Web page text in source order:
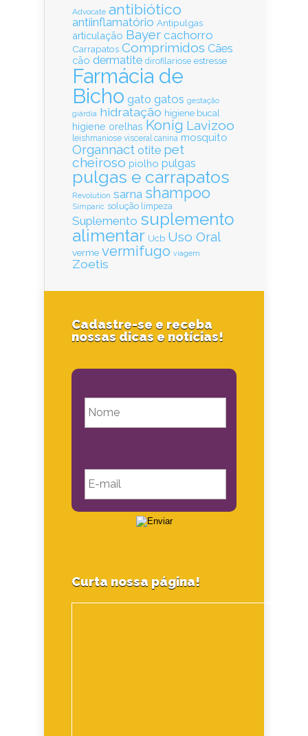
Advocate antibiótico
antiinflamatório Antipulgas
articulação Bayer cachorro
Carrapatos Comprimidos Cães
cão dermatite dirofilariose estresse
Farmácia de
Bicho gato gatos gestação
giárdia hidratação higiene bucal
higiene orelhas Konig Lavizoo
leishmaniose visceral canina mosquito
Organnact otite pet
cheiroso piolho pulgas
pulgas e carrapatos
Revolution sarna shampoo
Simparic solução limpeza
Suplemento suplemento
alimentar Ucb Uso Oral
verme vermifugo viagem
Zoetis
Cadastre-se e receba
nossas dicas e notícias!
Curta nossa página!